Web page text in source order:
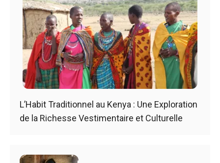
L’Habit Traditionnel au Kenya : Une Exploration
de la Richesse Vestimentaire et Culturelle